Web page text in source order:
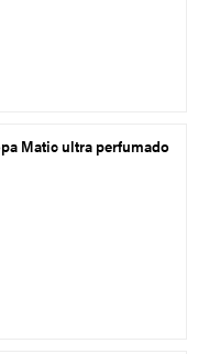
Matic ultra perfumado